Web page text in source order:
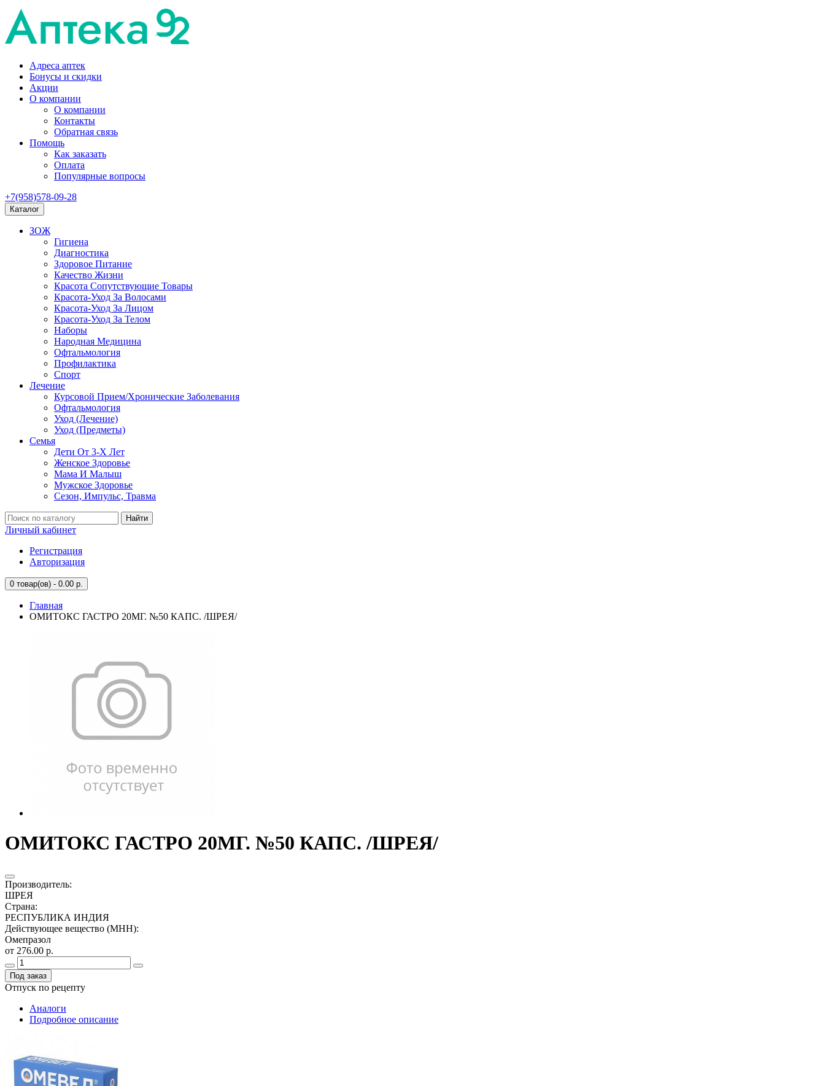
Адреса аптек
Бонусы и скидки
Акции
О компании
О компании
Контакты
Обратная связь
Помощь
Как заказать
Оплата
Популярные вопросы
+7(958)578-09-28
Каталог
ЗОЖ
Гигиена
Диагностика
Здоровое Питание
Качество Жизни
Красота Сопутствующие Товары
Красота-Уход За Волосами
Красота-Уход За Лицом
Красота-Уход За Телом
Наборы
Народная Медицина
Офтальмология
Профилактика
Спорт
Лечение
Курсовой Прием/Хронические Заболевания
Офтальмология
Уход (Лечение)
Уход (Предметы)
Семья
Дети От 3-Х Лет
Женское Здоровье
Мама И Малыш
Мужское Здоровье
Сезон, Импульс, Травма
Найти
Личный кабинет
Регистрация
Авторизация
0 товар(ов) - 0.00 р.
Главная
ОМИТОКС ГАСТРО 20МГ. №50 КАПС. /ШРЕЯ/
ОМИТОКС ГАСТРО 20МГ. №50 КАПС. /ШРЕЯ/
Производитель:
ШРЕЯ
Страна:
РЕСПУБЛИКА ИНДИЯ
Действующее вещество (МНН):
Омепразол
от 276.00 р.
Под заказ
Отпуск по рецепту
Аналоги
Подробное описание